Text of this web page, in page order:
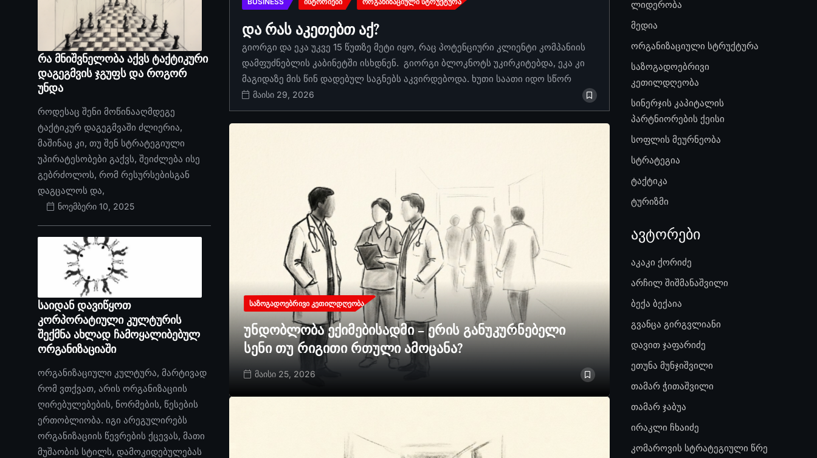
რა მნიშვნელობა აქვს ტაქტიკური
დაგეგმვის ჯგუფს და როგორ
უნდა
როდესაც შენი მოწინააღმდეგე
ტაქტიკურ დაგეგმვაში ძლიერია,
მაშინაც კი, თუ შენ სტრატეგიული
უპირატესობები გაქვს, შეიძლება ისე
გებრძოლოს, რომ რესურსებისგან
დაგცალოს და,
ნოემბერი 10, 2025
საიდან დავიწყოთ
კორპორატიული კულტურის
შექმნა ახლად ჩამოყალიბებულ
ორგანიზაციაში
ორგანიზაციული კულტურა, მარტივად
რომ ვთქვათ, არის ორგანიზაციის
ღირებულებების, ნორმების, წესების
ერთობლიობა. იგი არეგულირებს
ორგანიზაციის წევრების ქცევას, მათი
მუშაობის სტილს, დამოკიდებულებას
და რას აკეთებთ აქ?
გიორგი და ეკა უკვე 15 წუთზე მეტი იყო, რაც პოტენციური კლიენტი კომპანიის
დამფუძნებლის კაბინეტში ისხდნენ. გიორგი ბლოკნოტს უკირკიტებდა, ეკა კი
მაგიდაზე მის წინ დადებულ საგნებს აკვირდებოდა. ხუთი საათი იდო სწორ
მაისი 29, 2026
ᲡᲐᲖᲝᲒᲐᲓᲝᲔᲑᲠᲘᲕᲘ ᲙᲔᲗᲘᲚᲓᲦᲔᲝᲑᲐ
უნდობლობა ექიმებისადმი – ერის განუკურნებელი
სენი თუ რიგითი რთული ამოცანა?
მაისი 25, 2026
ლიდერობა
მედია
ორგანიზაციული სტრუქტურა
საზოგადოებრივი
კეთილდღეობა
სინერჯის კაპიტალის
პარტნიორების ქეისი
სოფლის მეურნეობა
სტრატეგია
ტაქტიკა
ტურიზმი
ავტორები
აკაკი ქორიძე
არჩილ შიშმანაშვილი
ბექა ბექაია
გვანცა გირგვლიანი
დავით ჯაფარიძე
ეთუნა მუნჯიშვილი
თამარ ჭითაშვილი
თამარ ჯაბუა
ირაკლი ჩხაიძე
კომაროვის სტრატეგიული წრე